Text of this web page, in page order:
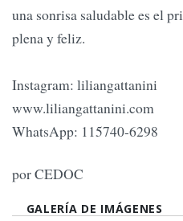
una sonrisa saludable es el
plena y feliz.
Instagram: liliangattanini
www.liliangattanini.com
WhatsApp: 115740-6298
por CEDOC
GALERÍA DE IMÁGENES